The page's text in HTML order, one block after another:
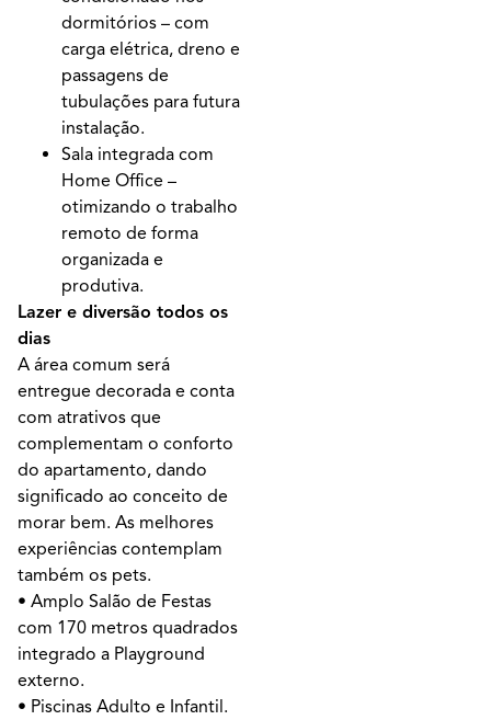
dormitórios – com
carga elétrica, dreno e
passagens de
tubulações para futura
instalação.
Sala integrada com
Home Office –
otimizando o trabalho
remoto de forma
organizada e
produtiva.
Lazer e diversão todos os
dias
A área comum será
entregue decorada e conta
com atrativos que
complementam o conforto
do apartamento, dando
significado ao conceito de
morar bem. As melhores
experiências contemplam
também os pets.
• Amplo Salão de Festas
com 170 metros quadrados
integrado a Playground
externo.
• Piscinas Adulto e Infantil.